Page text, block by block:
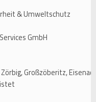
& Umweltschutz
GmbH
Großzöberitz,